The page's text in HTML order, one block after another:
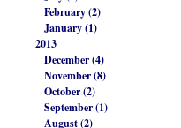
February (2)
January (1)
2013
December (4)
November (8)
October (2)
September (1)
August (2)